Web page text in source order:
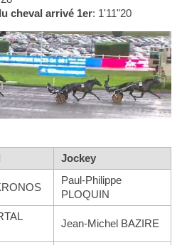
cheval arrivé 1er: 1'11"20
Jockey
Paul-Philippe
PLOQUIN
Jean-Michel BAZIRE